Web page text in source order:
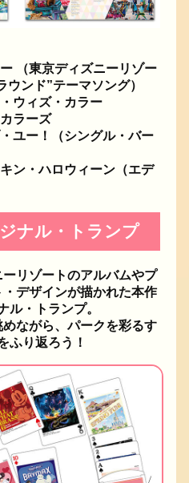
（東京ディズニーリゾー
ウンド”テーマソング）
ウィズ・カラー
ラーズ
ユー！（シングル・バー
ン・ハロウィーン（エデ
ナル・トランプ
リゾートのアルバムやプ
デザインが描かれた本作
ル・トランプ。
ながら、パークを彩るす
ふり返ろう！